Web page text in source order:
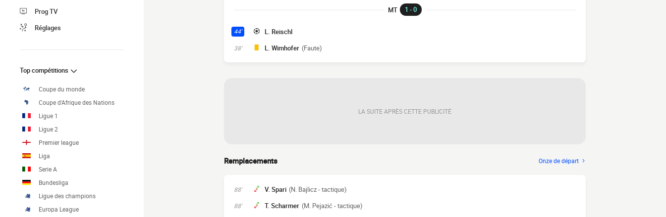
Prog TV
Réglages
Top compétitions
Coupe du monde
Coupe d'Afrique des Nations
Ligue 1
Ligue 2
Premier league
Liga
Serie A
Bundesliga
Ligue des champions
Europa League
MT 1 - 0
44' L. Reischl
38' L. Wimhofer (Faute)
LA SUITE APRÈS CETTE PUBLICITÉ
Remplacements Onze de départ
88' V. Spari (N. Bajlicz - tactique)
88' T. Scharmer (M. Pejazić - tactique)